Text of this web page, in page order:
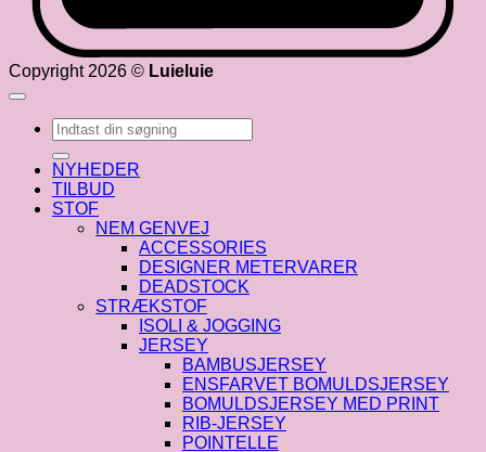
Copyright 2026 © Luieluie
Søg
efter:
NYHEDER
TILBUD
STOF
NEM GENVEJ
ACCESSORIES
DESIGNER METERVARER
DEADSTOCK
STRÆKSTOF
ISOLI & JOGGING
JERSEY
BAMBUSJERSEY
ENSFARVET BOMULDSJERSEY
BOMULDSJERSEY MED PRINT
RIB-JERSEY
POINTELLE